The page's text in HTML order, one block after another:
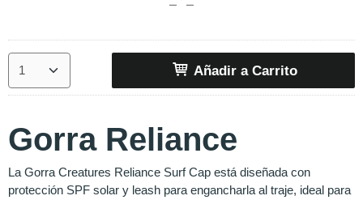
Añadir a Carrito
Gorra Reliance
La Gorra Creatures Reliance Surf Cap está diseñada con
protección SPF solar y leash para engancharla al traje, ideal para